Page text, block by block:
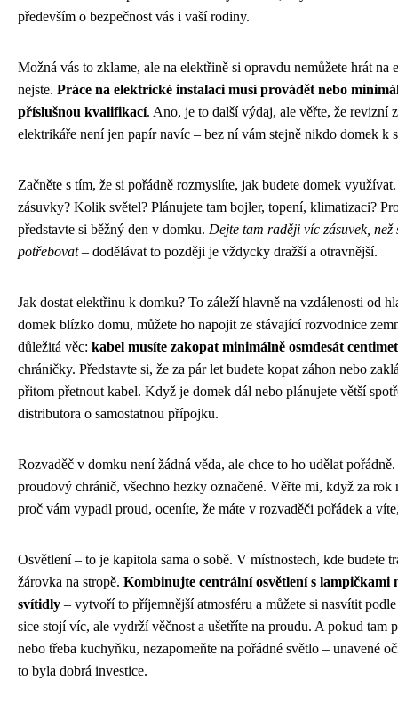
především o bezpečnost vás i vaší rodiny.
Možná vás to zklame, ale na elektřině si opravdu nemůžete hrát na
nejste. Práce na elektrické instalaci musí provádět nebo
příslušnou kvalifikací. Ano, je to další výdaj, ale věřte, že revizní
elektrikáře není jen papír navíc – bez ní vám stejně nikdo domek k
Začněte s tím, že si pořádně rozmyslíte, jak budete domek
zásuvky? Kolik světel? Plánujete tam bojler, topení, klimatizaci?
představte si běžný den v domku. Dejte tam raději víc zásuvek, než
potřebovat– dodělávat to později je vždycky dražší a otravnější.
Jak dostat elektřinu k domku? To záleží hlavně na vzdálenosti od
domek blízko domu, můžete ho napojit ze stávající rozvodnice
důležitá věc: kabel musíte zakopat minimálně osmdesát
chráničky. Představte si, že za pár let budete kopat záhon nebo
přitom přetnout kabel. Když je domek dál nebo plánujete větší
distributora o samostatnou přípojku.
Rozvaděč v domku není žádná věda, ale chce to ho udělat
proudový chránič, všechno hezky označené. Věřte mi, když za rok
proč vám vypadl proud, oceníte, že máte v rozvaděči pořádek a
Osvětlení – to je kapitola sama o sobě. V místnostech, kde budete
žárovka na stropě. Kombinujte centrální osvětlení s lampičkami
svítidly – vytvoří to příjemnější atmosféru a můžete si nasvítit
sice stojí víc, ale vydrží věčnost a ušetříte na proudu. A pokud tam
nebo třeba kuchyňku, nezapomeňte na pořádné světlo – unavené
to byla dobrá investice.